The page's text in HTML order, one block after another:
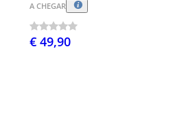
A CHEGAR
€ 49,90